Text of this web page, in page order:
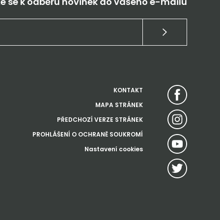
KONTAKT
MAPA STRÁNEK
PŘEDCHOZÍ VERZE STRÁNEK
PROHLÁŠENÍ O OCHRANĚ SOUKROMÍ
Nastavení cookies